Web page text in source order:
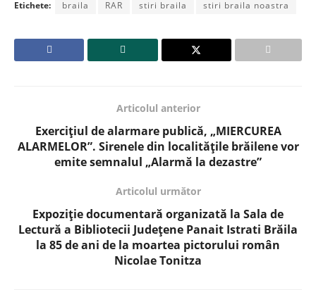
Etichete: braila RAR stiri braila stiri braila noastra
Articolul anterior
Exercițiul de alarmare publică, „MIERCUREA
ALARMELOR”. Sirenele din localitățile brăilene vor
emite semnalul „Alarmă la dezastre”
Articolul următor
Expoziție documentară organizată la Sala de
Lectură a Bibliotecii Județene Panait Istrati Brăila
la 85 de ani de la moartea pictorului român
Nicolae Tonitza